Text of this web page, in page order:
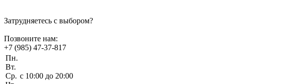
Затрудняетесь с выбором?
Позвоните нам:
+7 (985) 47-37-817
Пн.
Вт.
Ср. c 10:00 до 20:00